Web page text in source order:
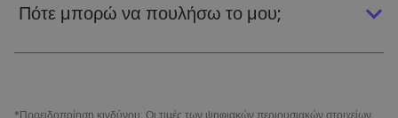
Πότε μπορώ να πουλήσω το μου;